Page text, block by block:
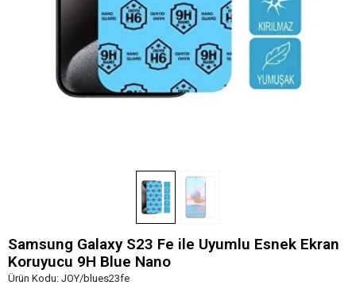
Samsung Galaxy S23 Fe ile Uyumlu Esnek Ekran
Koruyucu 9H Blue Nano
Ürün Kodu: JOY/blues23fe